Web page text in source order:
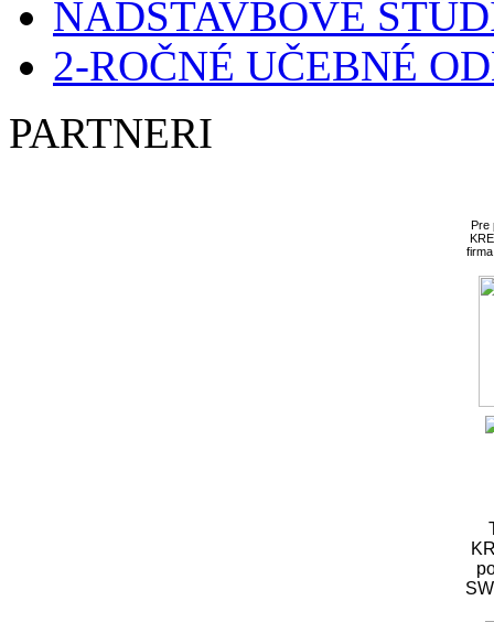
NADSTAVBOVÉ
2-ROČNÉ UČEBNÉ
PARTNERI
Pre